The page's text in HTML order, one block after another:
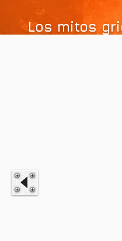
Los mitos